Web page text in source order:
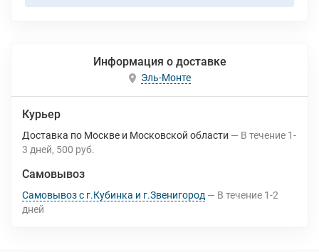
Информация о доставке
Эль-Монте
Курьер
Доставка по Москве и Московской области В течение 1-
3 дней 500 руб.
Самовывоз
Самовывоз с г.Кубинка и г.Звенигород В течение 1-2
дней